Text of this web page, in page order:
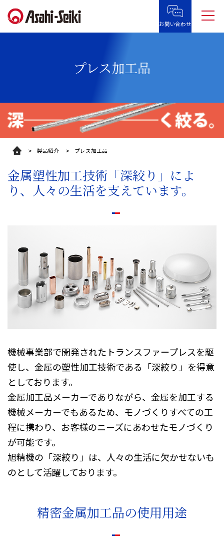
お問い合わせ
プレス加工品
製品紹介 プレス加工品
金属塑性加工技術「深絞り」によ
り、人々の生活を支えています。
機械事業部で開発されたトランスファープレスを駆
使し、金属の塑性加工技術である「深絞り」を得意
としております。
金属加工品メーカーでありながら、金属を加工する
機械メーカーでもあるため、モノづくりすべての工
程に携わり、お客様のニーズにあわせたモノづくり
が可能です。
旭精機の「深絞り」は、人々の生活に欠かせないも
のとして活躍しております。
精密金属加工品の使用用途